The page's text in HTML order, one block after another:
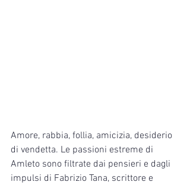
Amore, rabbia, follia, amicizia, desiderio
di vendetta. Le passioni estreme di
Amleto sono filtrate dai pensieri e dagli
impulsi di Fabrizio Tana, scrittore e